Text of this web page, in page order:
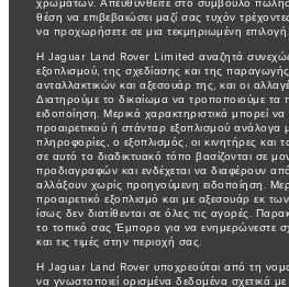
χρωμάτων. Απευθυνθείτε στο σύμβουλο
θέση να επιβεβαιώσει μαζί σας τυχόν
να προχωρήσετε σε μια τεκμηριωμένη επιλογή.
Η Jaguar Land Rover Limited αναζητά
εξοπλισμού, της σχεδίασης και της
ανταλλακτικών και αξεσουάρ της, και οι
Διατηρούμε το δικαίωμα να τροποποιούμε τα
ειδοποίηση. Μερικά χαρακτηριστικά μπορεί
προαιρετικού ή στάνταρ εξοπλισμού ανάλογα
πληροφορίες, ο εξοπλισμός, οι κινητήρες και
σε αυτό το διαδικτυακό τόπο βασίζονται σε
προδιαγραφών και ενδέχεται να διαφέρουν
αλλάξουν χωρίς προηγούμενη ειδοποίηση.
προαιρετικό εξοπλισμό και με αξεσουάρ εκ
ίσως δεν διατίθενται σε όλες τις αγορές.
το τοπικό σας Έμπορο για να ενημερώνεστε
και τις τιμές στην περιοχή σας.
Η Jaguar Land Rover υποχρεούται από τη
να γνωστοποιεί ορισμένα δεδομένα σχετικά